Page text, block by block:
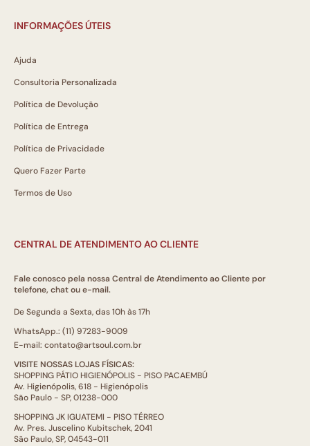
INFORMAÇÕES ÚTEIS
Ajuda
Consultoria Personalizada
Política de Devolução
Política de Entrega
Política de Privacidade
Quero Fazer Parte
Termos de Uso
CENTRAL DE ATENDIMENTO AO CLIENTE
Fale conosco pela nossa Central de Atendimento ao Cliente por
telefone, chat ou e-mail.
De Segunda a Sexta, das 10h às 17h
WhatsApp.: (11) 97283-9009
E-mail: contato@artsoul.com.br
VISITE NOSSAS LOJAS FÍSICAS:
SHOPPING PÁTIO HIGIENÓPOLIS - PISO PACAEMBÚ
Av. Higienópolis, 618 - Higienópolis
São Paulo - SP, 01238-000
SHOPPING JK IGUATEMI - PISO TÉRREO
Av. Pres. Juscelino Kubitschek, 2041
São Paulo, SP, 04543-011